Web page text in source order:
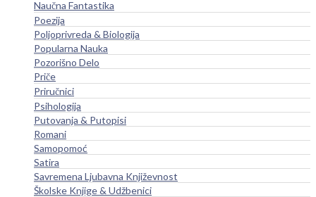
Naučna Fantastika
Poezija
Poljoprivreda & Biologija
Popularna Nauka
Pozorišno Delo
Priče
Priručnici
Psihologija
Putovanja & Putopisi
Romani
Samopomoć
Satira
Savremena Ljubavna Književnost
Školske Knjige & Udžbenici